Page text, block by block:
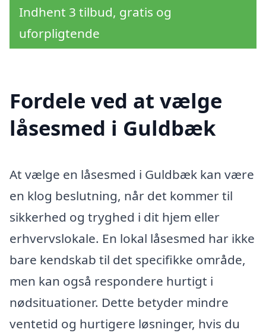
Indhent 3 tilbud, gratis og
uforpligtende
Fordele ved at vælge
låsesmed i Guldbæk
At vælge en låsesmed i Guldbæk kan være
en klog beslutning, når det kommer til
sikkerhed og tryghed i dit hjem eller
erhvervslokale. En lokal låsesmed har ikke
bare kendskab til det specifikke område,
men kan også respondere hurtigt i
nødsituationer. Dette betyder mindre
ventetid og hurtigere løsninger, hvis du